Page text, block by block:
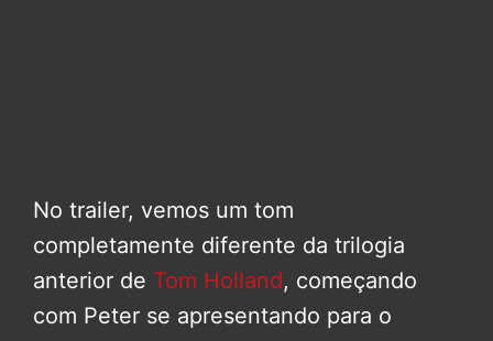
No trailer, vemos um tom
completamente diferente da trilogia
anterior de Tom Holland, começando
com Peter se apresentando para o